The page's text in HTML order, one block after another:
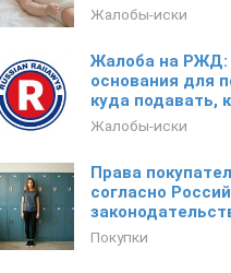
Жалобы-иски
Жалоба на РЖД:
основания для
куда подавать,
Жалобы-иски
Права
согласно
Покупки